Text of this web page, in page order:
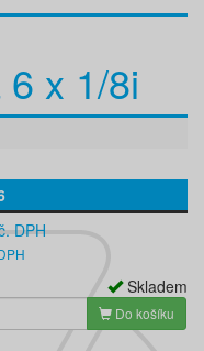
x 1/8i
DPH
Skladem
Do košíku